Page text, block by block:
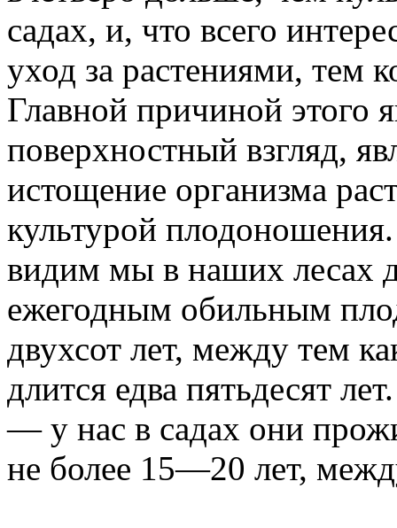
садах, и, что всего
уход за растениями, тем
Главной причиной этого
поверхностный взгляд,
истощение организма
культурой
видим мы в наших лесах
ежегодным обильным
двухсот лет, между тем
длится едва пятьдесят
— у нас в садах они
не более 15—20 лет,